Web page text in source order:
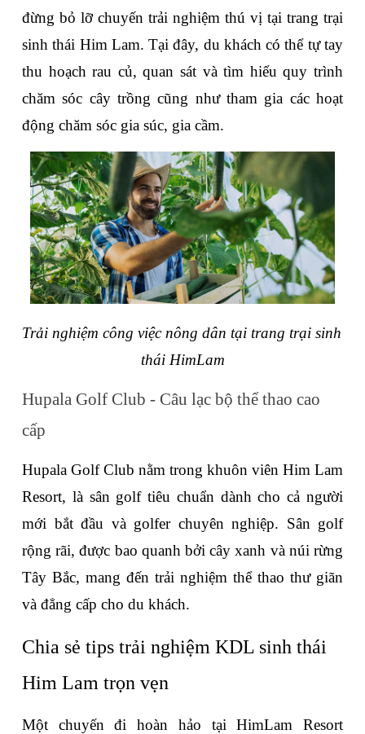
đừng bỏ lỡ chuyến trải nghiệm thú vị tại trang trại
sinh thái Him Lam. Tại đây, du khách có thể tự tay
thu hoạch rau củ, quan sát và tìm hiểu quy trình
chăm sóc cây trồng cũng như tham gia các hoạt
động chăm sóc gia súc, gia cầm.
Trải nghiệm công việc nông dân tại trang trại sinh
thái HimLam
Hupala Golf Club - Câu lạc bộ thể thao cao
cấp
Hupala Golf Club nằm trong khuôn viên Him Lam
Resort, là sân golf tiêu chuẩn dành cho cả người
mới bắt đầu và golfer chuyên nghiệp. Sân golf
rộng rãi, được bao quanh bởi cây xanh và núi rừng
Tây Bắc, mang đến trải nghiệm thể thao thư giãn
và đẳng cấp cho du khách.
Chia sẻ tips trải nghiệm KDL sinh thái
Him Lam trọn vẹn
Một chuyến đi hoàn hảo tại HimLam Resort